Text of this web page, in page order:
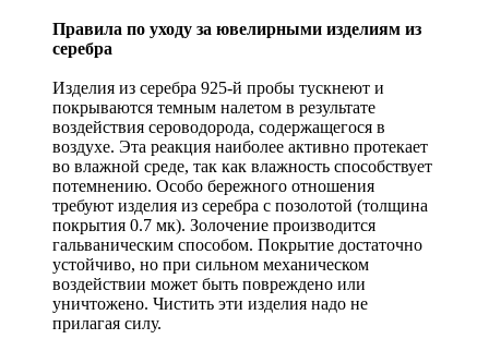
Правила по уходу за ювелирными изделиям из
серебра
Изделия из серебра 925-й пробы тускнеют и
покрываются темным налетом в результате
воздействия сероводорода, содержащегося в
воздухе. Эта реакция наиболее активно протекает
во влажной среде, так как влажность способствует
потемнению. Особо бережного отношения
требуют изделия из серебра с позолотой (толщина
покрытия 0.7 мк). Золочение производится
гальваническим способом. Покрытие достаточно
устойчиво, но при сильном механическом
воздействии может быть повреждено или
уничтожено. Чистить эти изделия надо не
прилагая силу.